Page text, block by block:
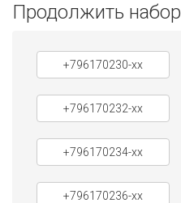
Продолжить набор
+796170230-xx
+796170232-xx
+796170234-xx
+796170236-xx